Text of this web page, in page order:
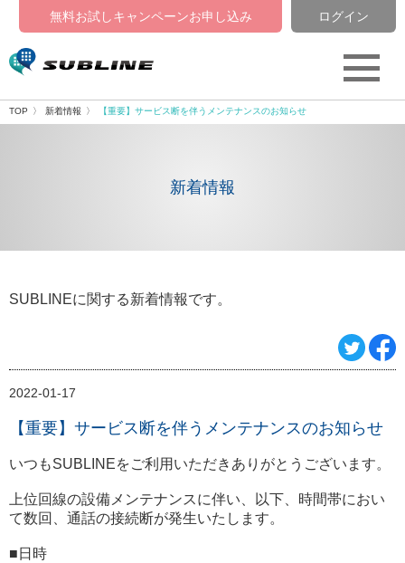
無料お試しキャンペーンお申し込み ログイン
TOP 新着情報 【重要】サービス断を伴うメンテナンスのお知らせ
新着情報
SUBLINEに関する新着情報です。
2022-01-17
【重要】サービス断を伴うメンテナンスのお知らせ
いつもSUBLINEをご利用いただきありがとうございます。
上位回線の設備メンテナンスに伴い、以下、時間帯におい
て数回、通話の接続断が発生いたします。
■日時